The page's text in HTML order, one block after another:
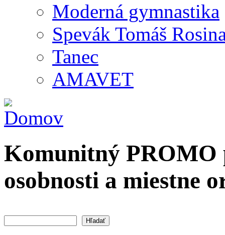
Moderná gymnastika
Spevák Tomáš
Tanec
AMAVET
Komunitný
osobnosti a miestne